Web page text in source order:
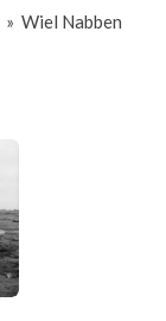
» Wiel Nabben